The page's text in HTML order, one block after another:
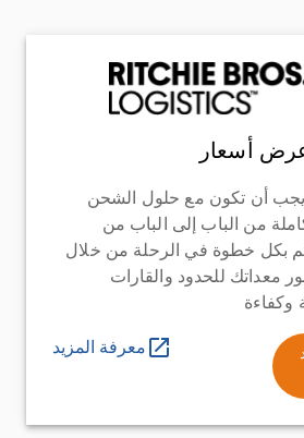
أسعار
أن تكون مع حلول الشحن
من الباب إلى الباب من
بكل خطوة في الرحلة من خلال
معداتك للحدود والقارات
وكفاءة
معرفة المزيد